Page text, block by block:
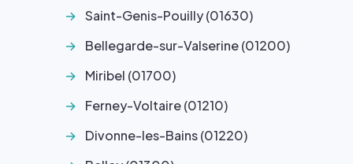
Saint-Genis-Pouilly (01630)
Bellegarde-sur-Valserine (01200)
Miribel (01700)
Ferney-Voltaire (01210)
Divonne-les-Bains (01220)